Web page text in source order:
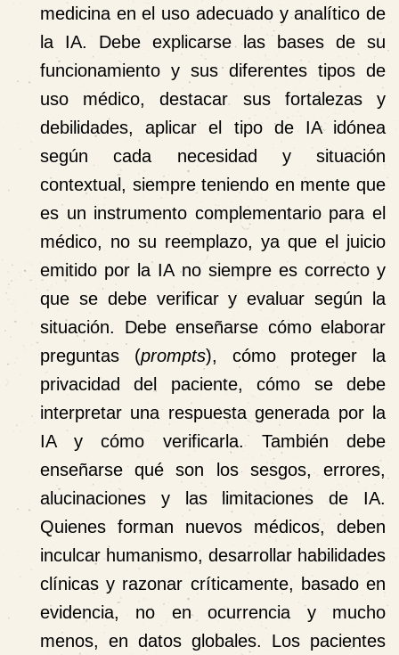
medicina en el uso adecuado y analítico de
la IA. Debe explicarse las bases de su
funcionamiento y sus diferentes tipos de
uso médico, destacar sus fortalezas y
debilidades, aplicar el tipo de IA idónea
según cada necesidad y situación
contextual, siempre teniendo en mente que
es un instrumento complementario para el
médico, no su reemplazo, ya que el juicio
emitido por la IA no siempre es correcto y
que se debe verificar y evaluar según la
situación. Debe enseñarse cómo elaborar
preguntas (prompts), cómo proteger la
privacidad del paciente, cómo se debe
interpretar una respuesta generada por la
IA y cómo verificarla. También debe
enseñarse qué son los sesgos, errores,
alucinaciones y las limitaciones de IA.
Quienes forman nuevos médicos, deben
inculcar humanismo, desarrollar habilidades
clínicas y razonar críticamente, basado en
evidencia, no en ocurrencia y mucho
menos, en datos globales. Los pacientes